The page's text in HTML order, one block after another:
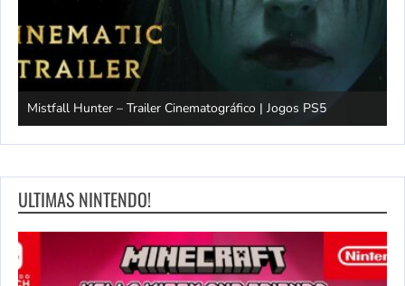
Mistfall Hunter – Trailer Cinematográfico | Jogos PS5
ULTIMAS NINTENDO!